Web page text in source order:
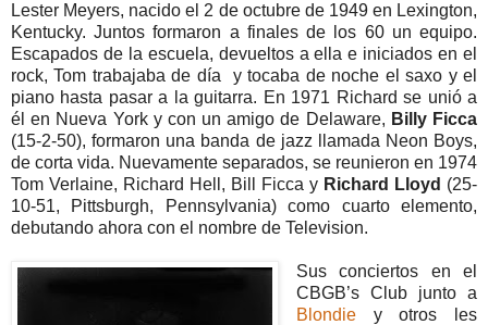
Lester Meyers, nacido el 2 de octubre de 1949 en Lexington,
Kentucky. Juntos formaron a finales de los 60 un equipo.
Escapados de la escuela, devueltos a ella e iniciados en el
rock, Tom trabajaba de día y tocaba de noche el saxo y el
piano hasta pasar a la guitarra. En 1971 Richard se unió a
él en Nueva York y con un amigo de Delaware, Billy Ficca
(15-2-50), formaron una banda de jazz llamada Neon Boys,
de corta vida. Nuevamente separados, se reunieron en 1974
Tom Verlaine, Richard Hell, Bill Ficca y Richard Lloyd (25-
10-51, Pittsburgh, Pennsylvania) como cuarto elemento,
debutando ahora con el nombre de Television.
Sus conciertos en el
CBGB’s Club junto a
Blondiey otros les